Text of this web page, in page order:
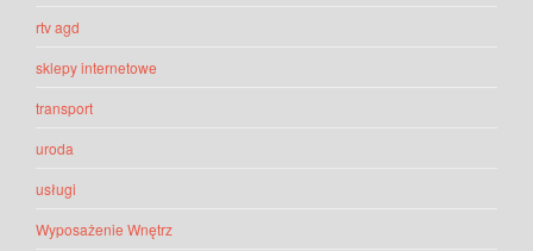
rtv agd
sklepy internetowe
transport
uroda
usługi
Wyposażenie Wnętrz